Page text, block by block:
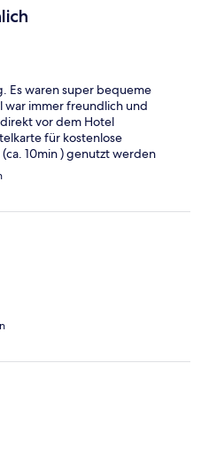
Es waren super bequeme
war immer freundlich und
vor dem Hotel
für kostenlose
10min ) genutzt werden